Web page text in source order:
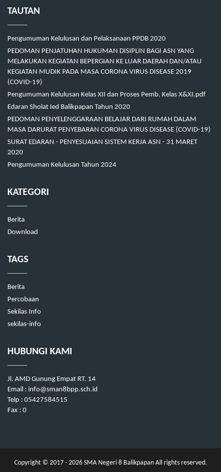
TAUTAN
Pengumuman Kelulusan dan Pelaksanaan PPDB 2020
PEDOMAN PENJATUHAN HUKUMAN DISIPLIN BAGI ASN YANG
MELAKUKAN KEGIATAN BEPERGIAN KE LUAR DAERAH DAN/ATAU
KEGIATAN MUDIK PADA MASA CORONA VIRUS DISEASE 2019
(COVID-19)
Pengumuman Kelulusan Kelas XII dan Proses Pemb. Kelas X&XI.pdf
Edaran Sholat Ied Balikpapan Tahun 2020
PEDOMAN PENYELENGGARAAN BELAJAR DARI RUMAH DALAM
MASA DARURAT PENYEBARAN CORONA VIRUS DISEASE (COVID-19)
SURAT EDARAN - PENYESUAIAN SISTEM KERJA ASN - 31 MARET
2020
Pengumuman Kelulusan Tahun 2024
KATEGORI
Berita
Download
TAGS
Berita
Percobaan
Sekilas Info
sekilas-info
HUBUNGI KAMI
Jl. AMD Gunung Empat RT. 14
Email : info@sman8bpp.sch.id
Telp : 05427584515
Fax : 0
Copyright © 2017 - 2026SMA Negeri 8 BalikpapanAll rights reserved.